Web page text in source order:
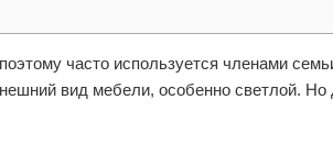
часто используется членами
вид мебели, особенно светлой.